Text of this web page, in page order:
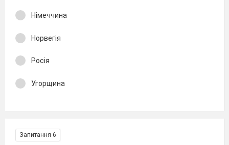
Німеччина
Норвегія
Росія
Угорщина
Запитання 6